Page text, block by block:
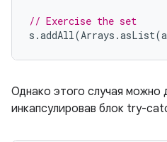
// Exercise the set
s .addAll(Arrays .asList(
Однако этого случая можно
инкапсулировав блок try-